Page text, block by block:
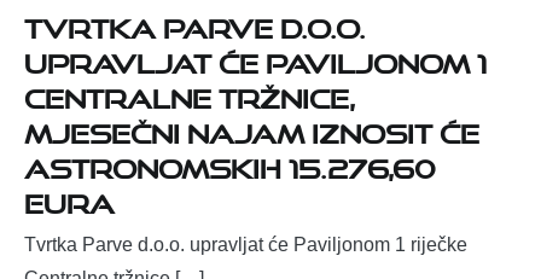
Tvrtka Parve d.o.o.
upravljat će Paviljonom 1
Centralne tržnice,
mjesečni najam iznosit će
astronomskih 15.276,60
eura
Tvrtka Parve d.o.o. upravljat će Paviljonom 1 riječke